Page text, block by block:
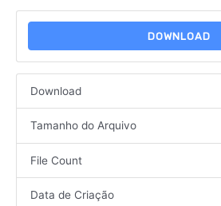
DOWNLOAD
Download
Tamanho do Arquivo
File Count
Data de Criação